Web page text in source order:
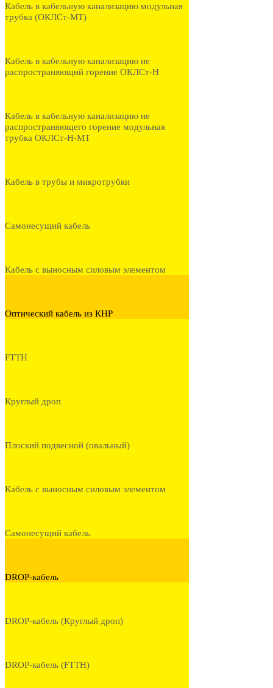
Кабель в кабельную канализацию модульная
трубка (ОКЛСт-МТ)
Кабель в кабельную канализацию не
распространяющий горение ОКЛСт-Н
Кабель в кабельную канализацию не
распространяющего горение модульная
трубка ОКЛСт-Н-МТ
Кабель в трубы и микротрубки
Самонесущий кабель
Кабель с выносным силовым элементом
Оптический кабель из КНР
FTTH
Круглый дроп
Плоский подвесной (овальный)
Кабель с выносным силовым элементом
Самонесущий кабель
DROP-кабель
DROP-кабель (Круглый дроп)
DROP-кабель (FTTH)